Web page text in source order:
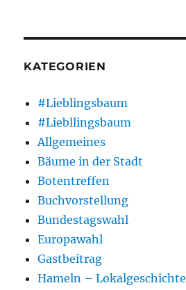
KATEGORIEN
#Lieblingsbaum
#Liebllingsbaum
Allgemeines
Bäume in der Stadt
Botentreffen
Buchvorstellung
Bundestagswahl
Europawahl
Gastbeitrag
Hameln – Lokalgeschichte